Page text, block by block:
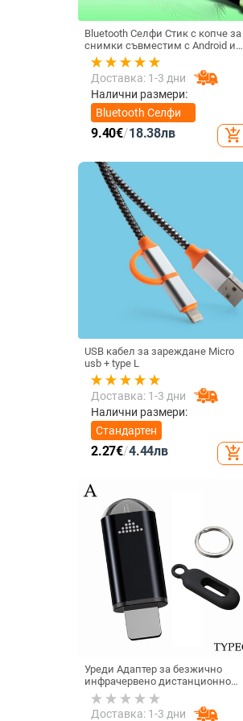
Bluetooth Селфи Стик с копче за
снимки съвместим с Android и
iOS- Черен/Зелен
Доставка: 1-3 дни
Налични размери:
Bluetooth Селфи
Стик
9.40€/18.38лв add_shopping_cart
USB кабел за зареждане Micro
usb + type L
Доставка: 1-3 дни
Налични размери:
Стандартен
2.27€/4.44лв add_shopping_cart
Уреди Адаптер за безжично
инфрачервено дистанционно
управление Интелигентно
приложение за управление на
телефона Инфрачервен
Доставка: 1-3 дни